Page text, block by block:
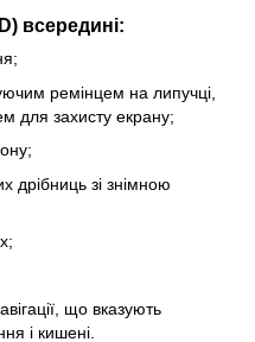
всередині:
ремінцем на липучці,
для захисту екрану;
дрібниць зі знімною
що вказують
і кишені.